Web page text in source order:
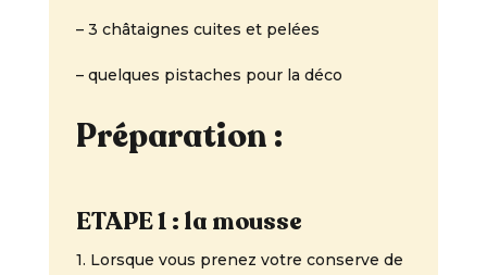
– 3 châtaignes cuites et pelées
– quelques pistaches pour la déco
Préparation :
ETAPE 1 : la mousse
1. Lorsque vous prenez votre conserve de